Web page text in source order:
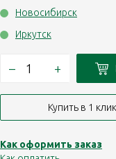
Новосибирск
Иркутск
– +
Купить в 1 клик
Как оформить заказ